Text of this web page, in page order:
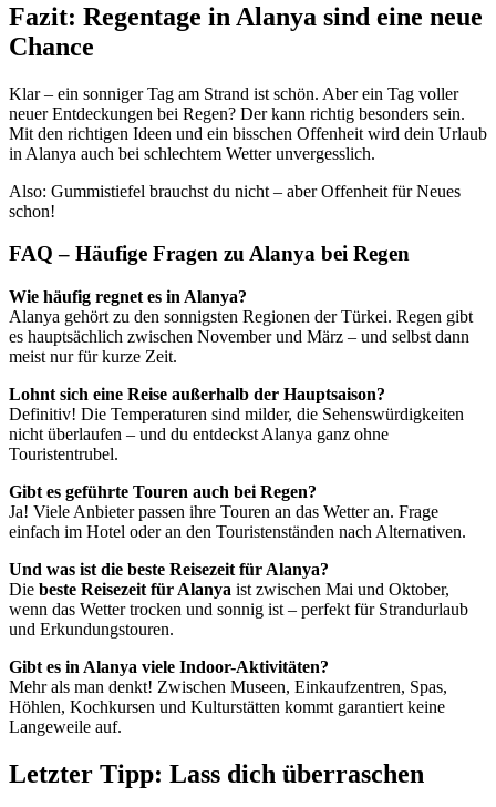
Fazit: Regentage in Alanya sind eine neue
Chance
Klar – ein sonniger Tag am Strand ist schön. Aber ein Tag voller
neuer Entdeckungen bei Regen? Der kann richtig besonders sein.
Mit den richtigen Ideen und ein bisschen Offenheit wird dein Urlaub
in Alanya auch bei schlechtem Wetter unvergesslich.
Also: Gummistiefel brauchst du nicht – aber Offenheit für Neues
schon!
FAQ – Häufige Fragen zu Alanya bei Regen
Wie häufig regnet es in Alanya?
Alanya gehört zu den sonnigsten Regionen der Türkei. Regen gibt
es hauptsächlich zwischen November und März – und selbst dann
meist nur für kurze Zeit.
Lohnt sich eine Reise außerhalb der Hauptsaison?
Definitiv! Die Temperaturen sind milder, die Sehenswürdigkeiten
nicht überlaufen – und du entdeckst Alanya ganz ohne
Touristentrubel.
Gibt es geführte Touren auch bei Regen?
Ja! Viele Anbieter passen ihre Touren an das Wetter an. Frage
einfach im Hotel oder an den Touristenständen nach Alternativen.
Und was ist die beste Reisezeit für Alanya?
Die beste Reisezeit für Alanya ist zwischen Mai und Oktober,
wenn das Wetter trocken und sonnig ist – perfekt für Strandurlaub
und Erkundungstouren.
Gibt es in Alanya viele Indoor-Aktivitäten?
Mehr als man denkt! Zwischen Museen, Einkaufzentren, Spas,
Höhlen, Kochkursen und Kulturstätten kommt garantiert keine
Langeweile auf.
Letzter Tipp: Lass dich überraschen